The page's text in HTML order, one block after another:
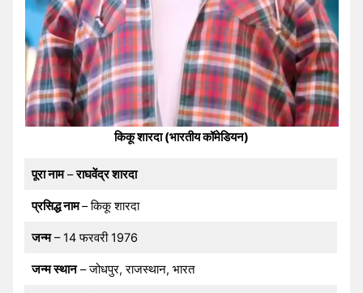
किकू शारदा (भारतीय कॉमेडियन)
पूरा नाम–राघवेंद्र शारदा
प्रसिद्ध नाम– किकू शारदा
जन्म– 14 फरवरी 1976
जन्म स्थान– जोधपुर, राजस्थान, भारत